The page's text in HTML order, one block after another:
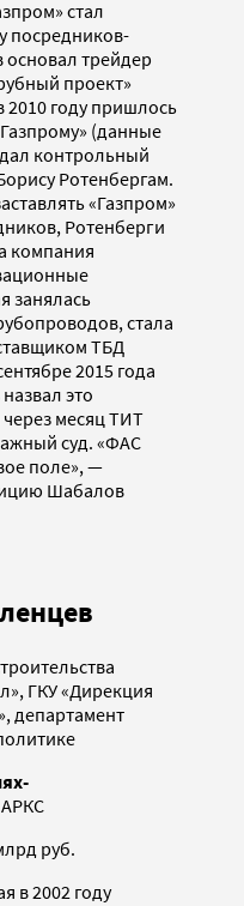
стал
посредников-
трейдер
проект»
году пришлось
(данные
контрольный
Ротенбергам.
«Газпром»
Ротенберги
компания
занялась
стала
ТБД
2015 года
это
месяц ТИТ
суд. «ФАС
поле», —
Шабалов
ГКУ «Дирекция
департамент
руб.
в 2002 году